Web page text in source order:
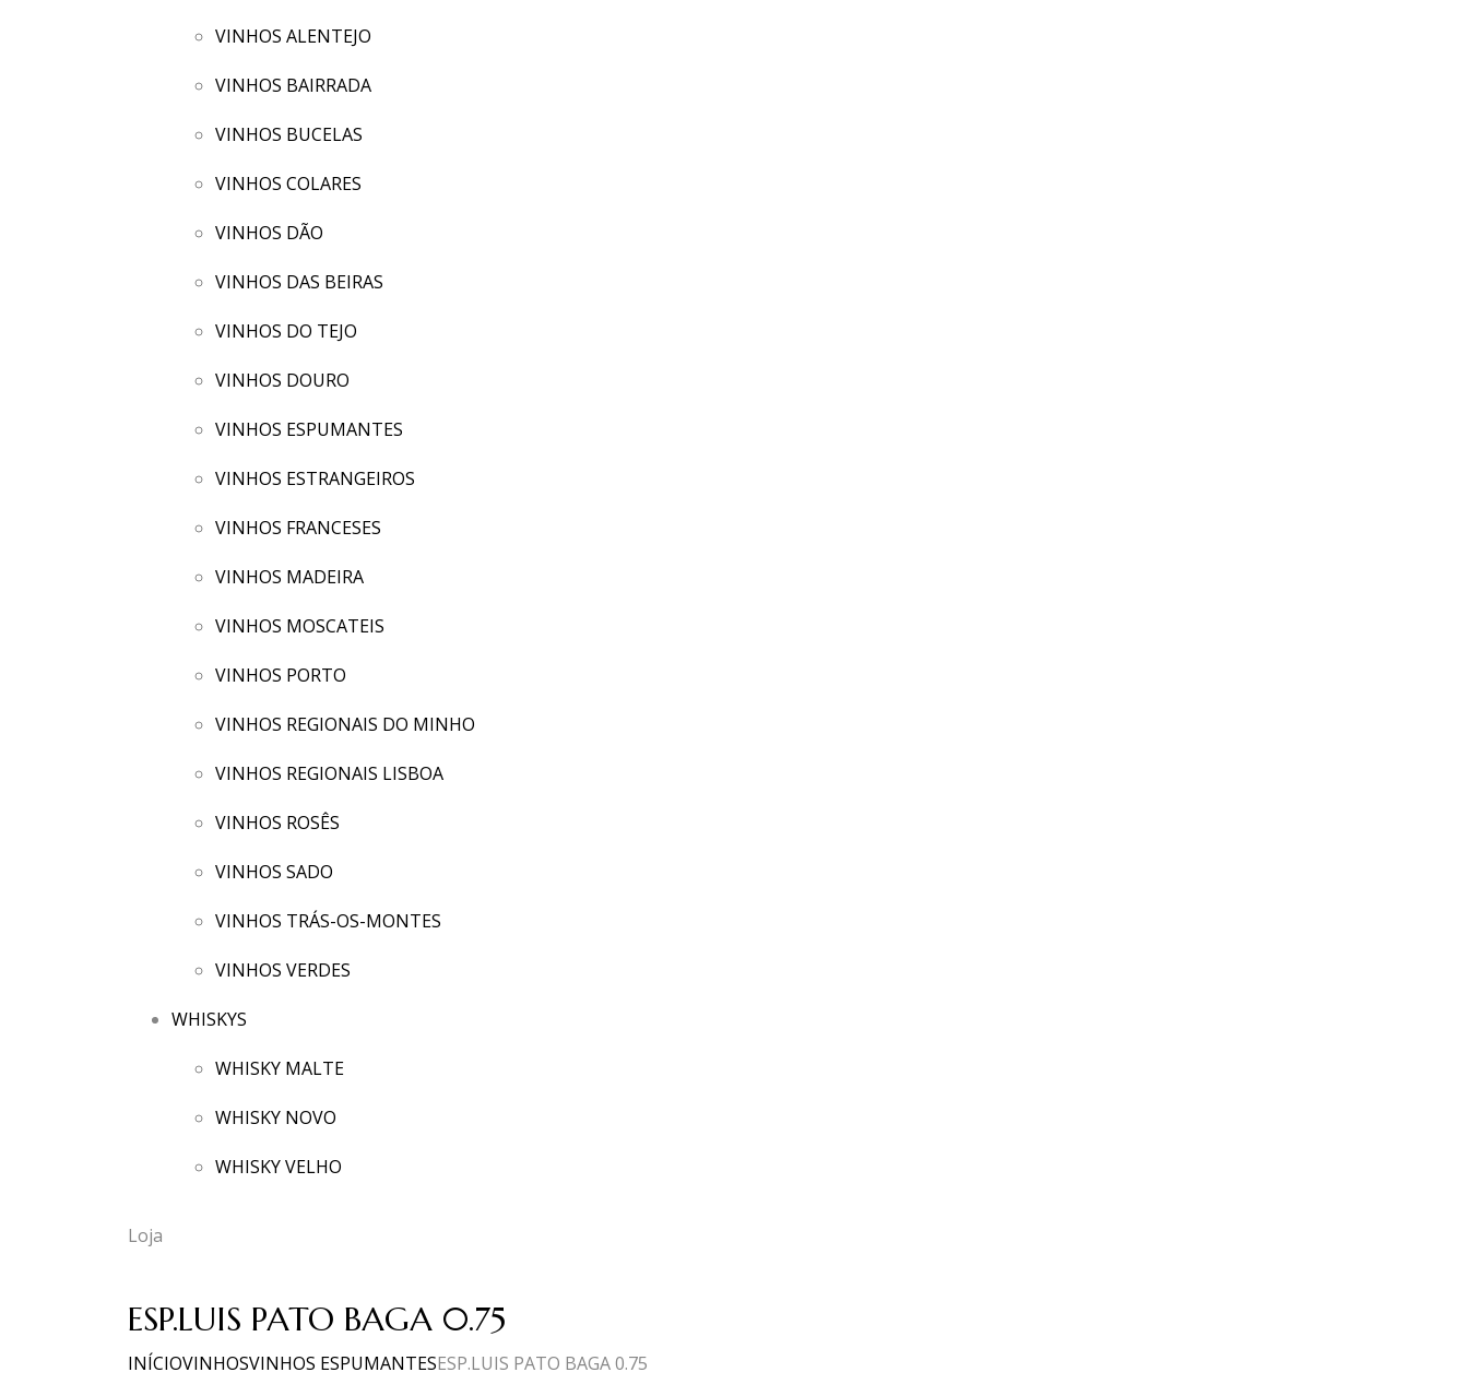
VINHOS ALENTEJO
VINHOS BAIRRADA
VINHOS BUCELAS
VINHOS COLARES
VINHOS DÃO
VINHOS DAS BEIRAS
VINHOS DO TEJO
VINHOS DOURO
VINHOS ESPUMANTES
VINHOS ESTRANGEIROS
VINHOS FRANCESES
VINHOS MADEIRA
VINHOS MOSCATEIS
VINHOS PORTO
VINHOS REGIONAIS DO MINHO
VINHOS REGIONAIS LISBOA
VINHOS ROSÊS
VINHOS SADO
VINHOS TRÁS-OS-MONTES
VINHOS VERDES
WHISKYS
WHISKY MALTE
WHISKY NOVO
WHISKY VELHO
Loja
ESP.LUIS PATO BAGA 0.75
INÍCIOVINHOSVINHOS ESPUMANTESESP.LUIS PATO BAGA 0.75